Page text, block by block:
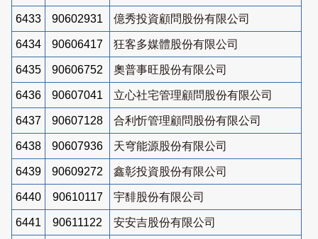
6433 90602931 億秀投資顧問股份有限公司
6434 90606417 狂客多媒體股份有限公司
6435 90606752 奧普事旺股份有限公司
6436 90607041 立心社宅管理顧問股份有限公司
6437 90607128 合利忻管理顧問股份有限公司
6438 90607936 天穹能源股份有限公司
6439 90609272 鑫彰投資股份有限公司
6440 90610117 宇馡股份有限公司
6441 90611122 安安吉股份有限公司